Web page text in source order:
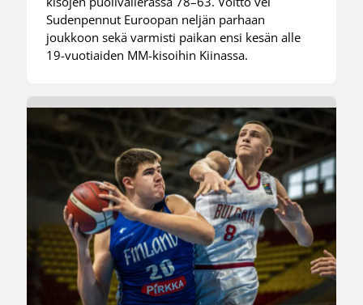
Sudenpennut Euroopan neljän parhaan
joukkoon sekä varmisti paikan ensi kesän alle
19-vuotiaiden MM-kisoihin Kiinassa.